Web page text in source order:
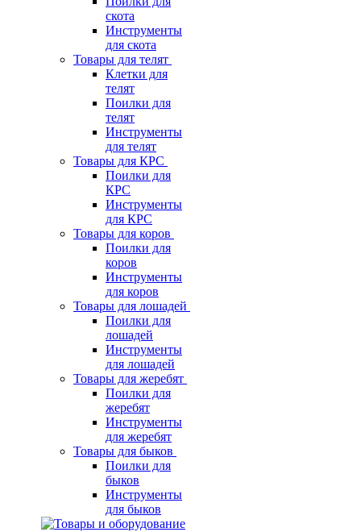
скота
Инструменты
для скота
Товары для телят
Клетки для
телят
Поилки для
телят
Инструменты
для телят
Товары для КРС
Поилки для
КРС
Инструменты
для КРС
Товары для коров
Поилки для
коров
Инструменты
для коров
Товары для лошадей
Поилки для
лошадей
Инструменты
для лошадей
Товары для жеребят
Поилки для
жеребят
Инструменты
для жеребят
Товары для быков
Поилки для
быков
Инструменты
для быков